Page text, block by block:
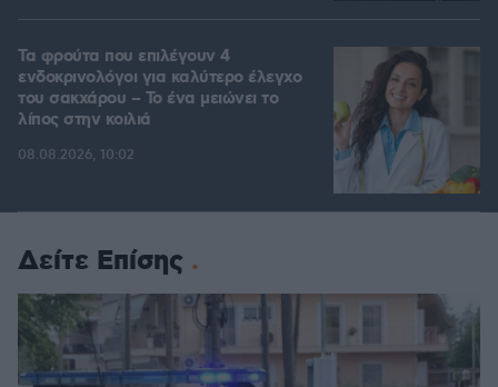
Τα φρούτα που επιλέγουν 4
ενδοκρινολόγοι για καλύτερο έλεγχο
του σακχάρου – Το ένα μειώνει το
λίπος στην κοιλιά
08.08.2026, 10:02
Δείτε Επίσης